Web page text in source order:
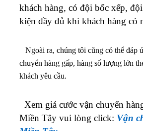
khách hàng, có đội bốc xếp,
kiện đầy đủ khi khách hàng có
Ngoài ra, chúng tôi cũng có thể đáp
chuyển hàng gấp, hàng số lượng lớn
khách yêu cầu.
Xem giá cước vận chuyển
Miền Tây vui lòng click: Vận